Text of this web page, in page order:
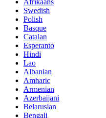
Afrikaans
Swedish
Polish
Basque
Catalan
Esperanto
Hindi
Lao
Albanian
Amharic
Armenian
Azerbaijani
Belarusian
Bengali